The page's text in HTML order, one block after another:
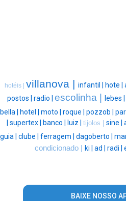
hotéis | villanova | infantil | hote |
postos | radio | escolinha | lebes |
bella |
hotel | moto | roque | pozzob |
supertex | banco | luiz | tijolos | sine |
guia | clube | ferragem | dagoberto |
condicionado | ki | ad | radi |
BAIXE NOSSO